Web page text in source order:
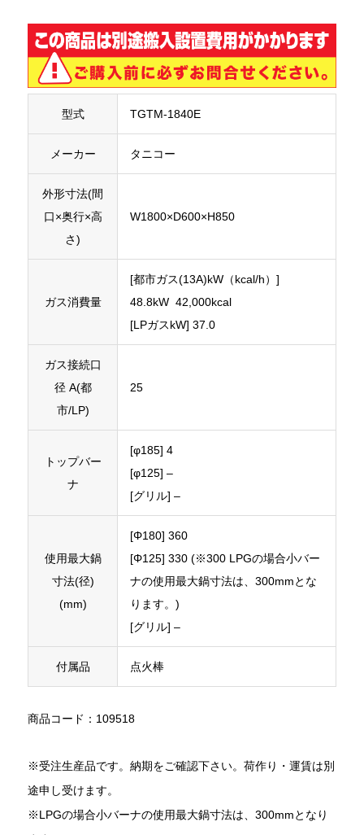
型式 TGTM-1840E
メーカー タニコー
外形寸法(間
口×奥行×高
さ)
W1800×D600×H850
ガス消費量
[都市ガス(13A)kW（kcal/h）]
48.8kW 42,000kcal
[LPガスkW] 37.0
ガス接続口
径 A(都
市/LP)
25
トップバー
ナ
[φ185] 4
[φ125] –
[グリル] –
使用最大鍋
寸法(径)
(mm)
[Φ180] 360
[Φ125] 330 (※300 LPGの場合小バー
ナの使用最大鍋寸法は、300mmとな
ります。)
[グリル] –
付属品 点火棒
商品コード：109518
※受注生産品です。納期をご確認下さい。荷作り・運賃は別
途申し受けます。
※LPGの場合小バーナの使用最大鍋寸法は、300mmとなり